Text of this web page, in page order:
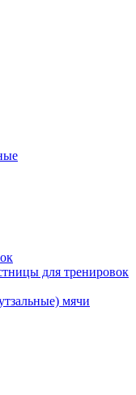
для тренировок
мячи